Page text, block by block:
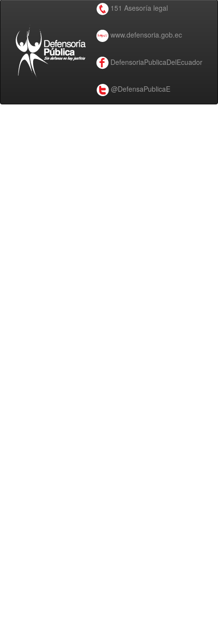
151 Asesoría legal
www.defensoria.gob.ec
DefensoriaPublicaDelEcuador
@DefensaPublicaE